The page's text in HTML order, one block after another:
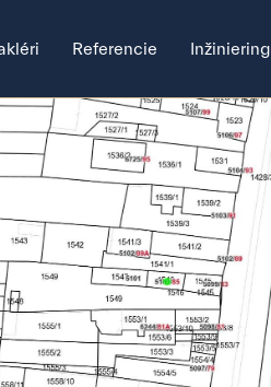
Referencie Inžiniering